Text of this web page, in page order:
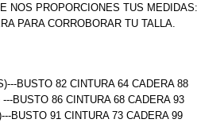
NOS PROPORCIONES TUS
PARA CORROBORAR TU TALLA.
BUSTO 82 CINTURA 64 CADERA 88
---BUSTO 86 CINTURA 68 CADERA 93
BUSTO 91 CINTURA 73 CADERA 99